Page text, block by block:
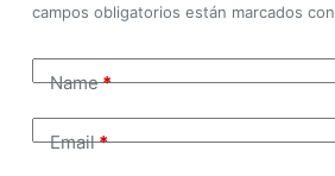
campos obligatorios están marcados con
Name*
Email*